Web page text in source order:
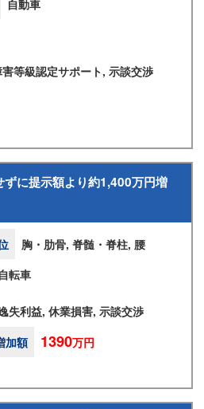
自動車
等級認定サポート, 示談交渉
ずに提示額より約1,400万円増
胸・肋骨, 脊髄・脊柱, 腰
自転車
失利益, 休業損害, 示談交渉
加額 1390万円